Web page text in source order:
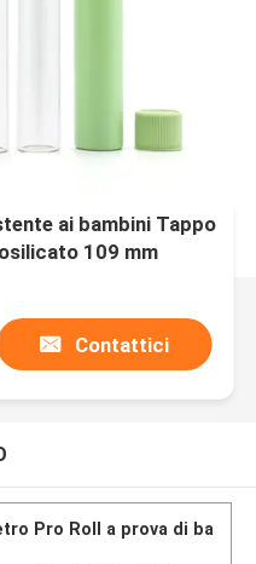
ai bambini Tappo
109 mm
Contattici
Pro Roll a prova di ba